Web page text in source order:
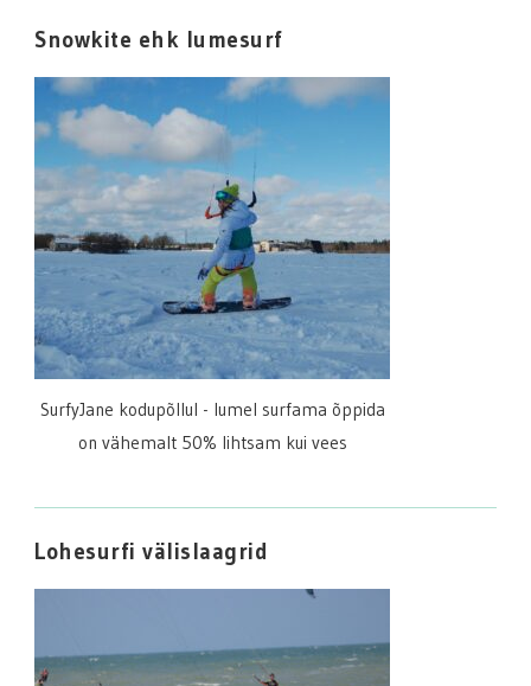
Snowkite ehk lumesurf
SurfyJane kodupõllul - lumel surfama õppida
on vähemalt 50% lihtsam kui vees
Lohesurfi välislaagrid